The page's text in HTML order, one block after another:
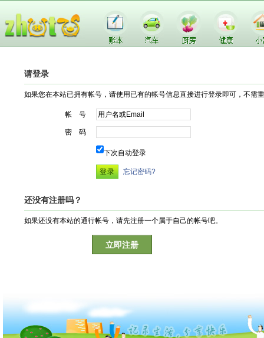
请登录
如果您在本站已拥有帐号，请使用已有的帐号信息直接进行登录即可，不需
帐 号
密 码
下次自动登录
忘记密码?
还没有注册吗？
如果还没有本站的通行帐号，请先注册一个属于自己的帐号吧。
立即注册